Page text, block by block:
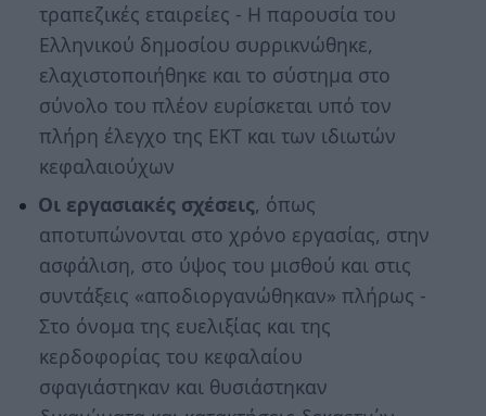
τραπεζικές εταιρείες - Η παρουσία του
Ελληνικού δημοσίου συρρικνώθηκε,
ελαχιστοποιήθηκε και το σύστημα στο
σύνολο του πλέον ευρίσκεται υπό τον
πλήρη έλεγχο της ΕΚΤ και των ιδιωτών
κεφαλαιούχων
Οι εργασιακές σχέσεις, όπως
αποτυπώνονται στο χρόνο εργασίας, στην
ασφάλιση, στο ύψος του μισθού και στις
συντάξεις «αποδιοργανώθηκαν» πλήρως -
Στο όνομα της ευελιξίας και της
κερδοφορίας του κεφαλαίου
σφαγιάστηκαν και θυσιάστηκαν